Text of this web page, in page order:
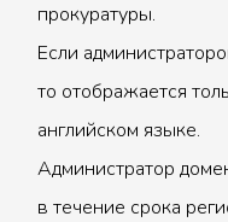
прокуратуры.
Если
то отображается
английском языке.
Администратор
в течение срока